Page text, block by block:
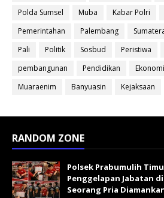
Polda Sumsel
Muba Kabar Polri
Pemerintahan
Palembang
Pali
Politik Sosbud Peristiwa
pembangunan
Pendidikan Ekonomi
Muaraenim
Banyuasin Kejaksaan
RANDOM ZONE
Polsek Prabumulih
Penggelapan Jabatan
Seorang Pria